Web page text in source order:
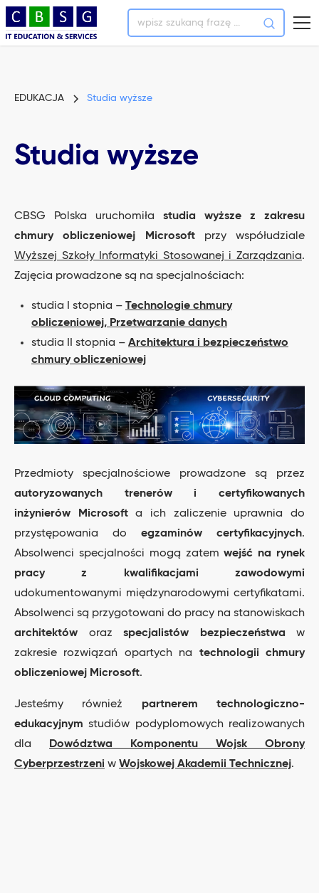
EDUKACJA Studia wyższe
Studia wyższe
CBSG Polska uruchomiła studia wyższe z zakresu
chmury obliczeniowej Microsoftprzy współudziale
Wyższej Szkoły Informatyki Stosowanej i Zarządzania.
Zajęcia prowadzone są na specjalnościach:
studia I stopnia – Technologie chmury
obliczeniowej, Przetwarzanie danych
studia II stopnia – Architektura i bezpieczeństwo
chmury obliczeniowej
Przedmioty specjalnościowe prowadzone są przez
autoryzowanych trenerów i certyfikowanych
inżynierów Microsofta ich zaliczenie uprawnia do
przystępowania do egzaminów certyfikacyjnych.
Absolwenci specjalności mogą zatemwejść na rynek
pracy z kwalifikacjami zawodowymi
udokumentowanymi międzynarodowymi certyfikatami.
Absolwenci są przygotowani do pracy na stanowiskach
architektów oraz specjalistów bezpieczeństwa w
zakresie rozwiązań opartych na technologii chmury
obliczeniowej Microsoft.
Jesteśmy również partnerem technologiczno-
edukacyjnym studiów podyplomowych realizowanych
dla
Dowództwa Komponentu Wojsk Obrony
Cyberprzestrzeni w Wojskowej Akademii Technicznej.